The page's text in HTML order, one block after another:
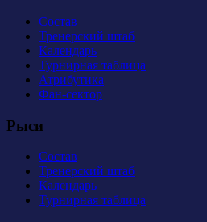
Состав
Тренерский штаб
Календарь
Турнирная таблица
Атрибутика
Фан-сектор
Рыси
Состав
Тренерский штаб
Календарь
Турнирная таблица